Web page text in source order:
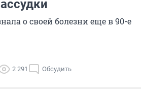
о своей болезни еще в 90-е
2 291 Обсудить